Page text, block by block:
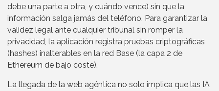
debe una parte a otra, y cuándo vence) sin que la
información salga jamás del teléfono. Para garantizar la
validez legal ante cualquier tribunal sin romper la
privacidad, la aplicación registra pruebas criptográficas
(hashes) inalterables en la red Base (la capa 2 de
Ethereum de bajo coste).
La llegada de la web agéntica no solo implica que las IA